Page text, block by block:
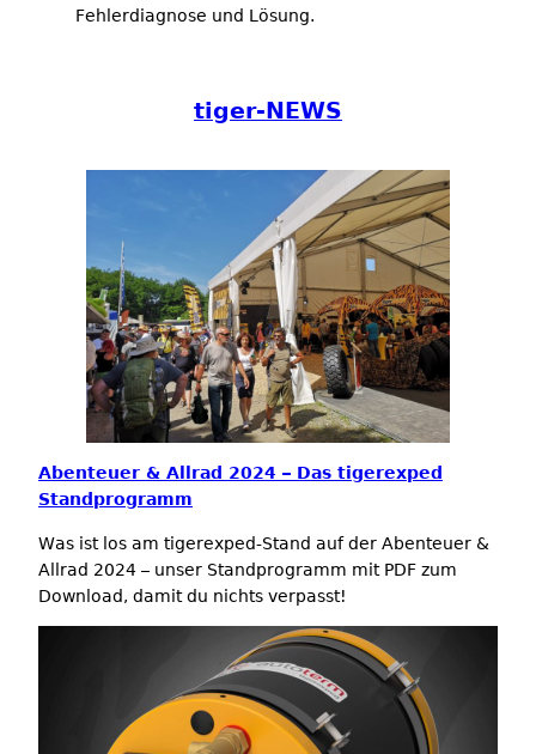
Fehlerdiagnose und Lösung.
tiger-NEWS
Abenteuer & Allrad 2024 – Das tigerexped
Standprogramm
Was ist los am tigerexped-Stand auf der Abenteuer &
Allrad 2024 – unser Standprogramm mit PDF zum
Download, damit du nichts verpasst!